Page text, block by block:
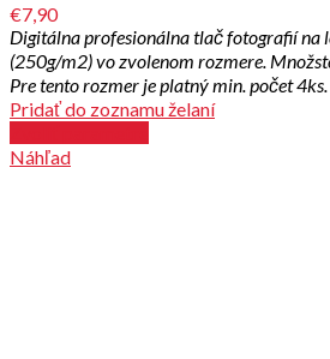
€7,90
Digitálna profesionálna tlač fotografií na
(250g/m2) vo zvolenom rozmere.
Pre tento rozmer je platný min. počet 4ks.
Pridať do zoznamu želaní
Náhľad